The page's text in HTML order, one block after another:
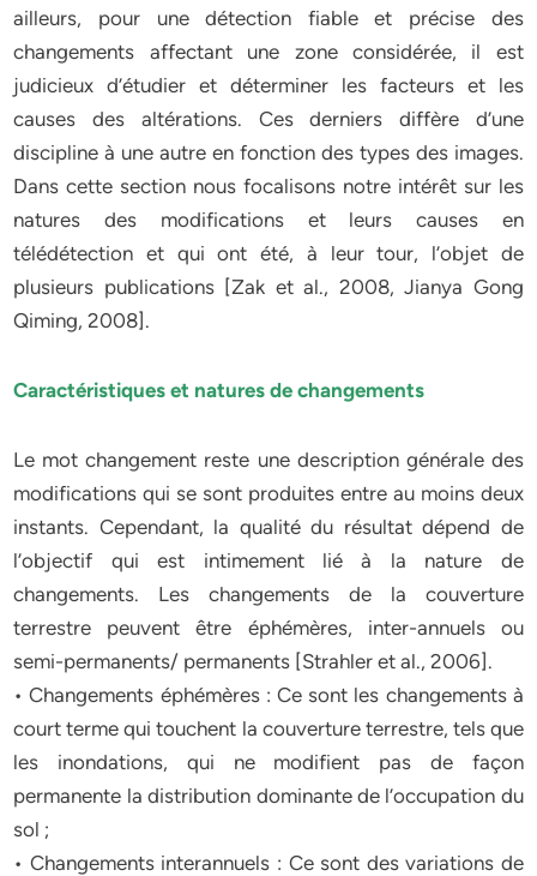
ailleurs, pour une détection fiable et précise des
changements affectant une zone considérée, il est
judicieux d’étudier et déterminer les facteurs et les
causes des altérations. Ces derniers diffère d’une
discipline à une autre en fonction des types des images.
Dans cette section nous focalisons notre intérêt sur les
natures des modifications et leurs causes en
télédétection et qui ont été, à leur tour, l’objet de
plusieurs publications [Zak et al., 2008, Jianya Gong
Qiming, 2008].
Caractéristiques et natures de changements
Le mot changement reste une description générale des
modifications qui se sont produites entre au moins deux
instants. Cependant, la qualité du résultat dépend de
l’objectif qui est intimement lié à la nature de
changements. Les changements de la couverture
terrestre peuvent être éphémères, inter-annuels ou
semi-permanents/ permanents [Strahler et al., 2006].
• Changements éphémères : Ce sont les changements à
court terme qui touchent la couverture terrestre, tels que
les inondations, qui ne modifient pas de façon
permanente la distribution dominante de l’occupation du
sol ;
• Changements interannuels : Ce sont des variations de